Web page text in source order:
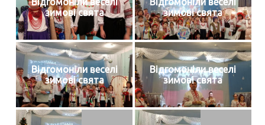
зимові свята
зимові свята
Відгомоніли веселі
зимові свята
Відгомоніли веселі
зимові свята